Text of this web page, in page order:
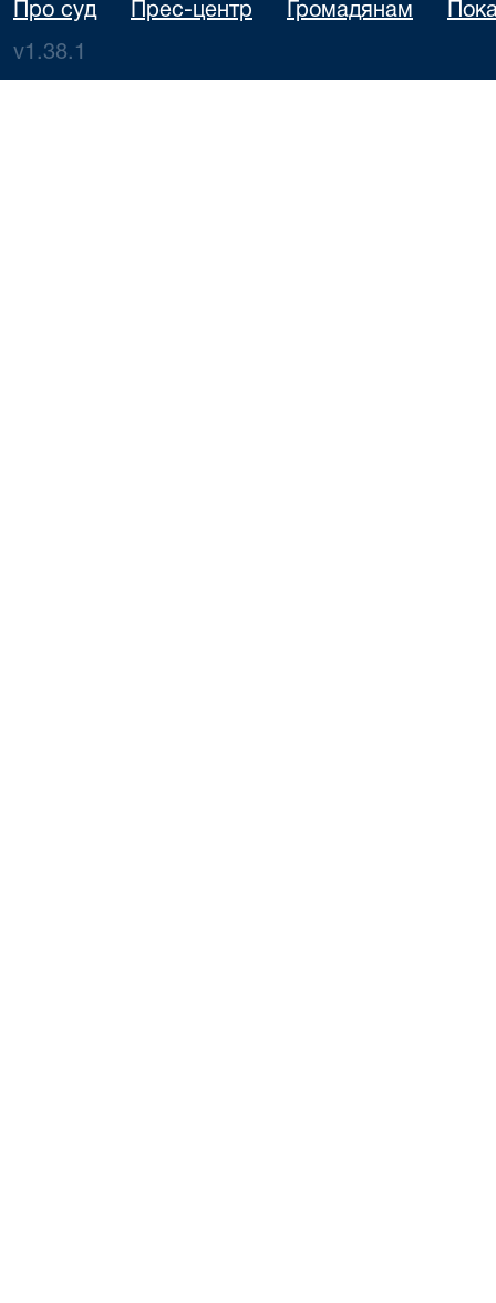
Про суд Прес-центр Громадянам
v1.38.1